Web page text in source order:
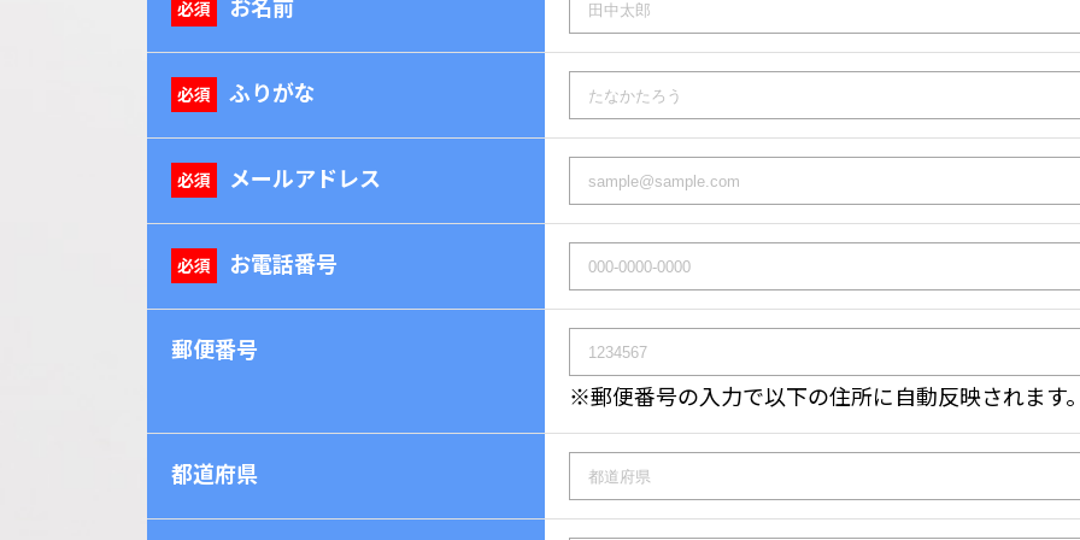
ふりがな
メールアドレス
お電話番号
郵便番号
※郵便番号の入力で以下の住所に自動反映されます
都道府県